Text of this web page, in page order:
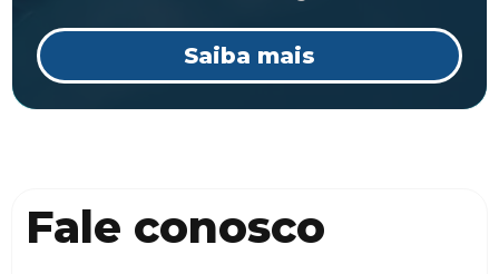
Saiba mais
Fale conosco